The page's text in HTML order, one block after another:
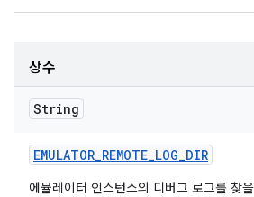
상수
String
EMULATOR_REMOTE_LOG_DIR
에뮬레이터 인스턴스의 디버그 로그를 찾